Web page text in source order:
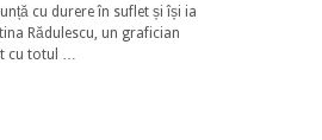
cu durere în suflet și își ia
Rădulescu, un grafician
cu totul …